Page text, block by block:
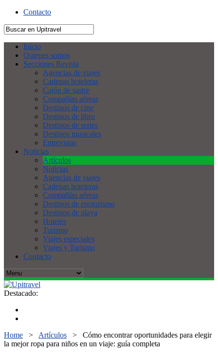
Contacto
Inicio
Quienes somos
Secciones Revista
Agencias de viajes
Cadenas hoteleras
Cajón de sastre
Compañías aéreas
Destinos de cine
Destinos de libro
Destinos de series
Destinos musicales
Entrevistas
Noticias
Artículos
Noticias
Agencias de viajes
Cadenas hoteleras
Compañías aéreas
Destinos de enoturismo
Destinos de playa
Hoteles
Turismo
Viajes especiales
Viajes y Turismo
Contacto
Destacado:
Home > Artículos > Cómo encontrar oportunidades para elegir
la mejor ropa para niños en un viaje: guía completa